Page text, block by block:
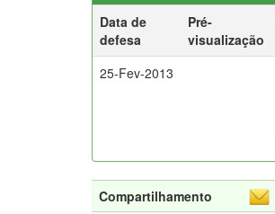
Data de
defesa
Pré-
visualização
25-Fev-2013
Compartilhamento